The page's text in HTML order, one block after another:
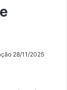
28/11/2025